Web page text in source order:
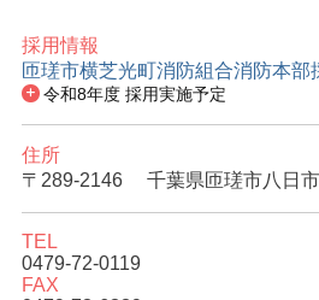
消防本部基本情報
採用情報
匝瑳市横芝光町消防組合消防本部
令和8年度 採用実施予定
住所
〒289-2146
千葉県匝瑳市八日
TEL
0479-72-0119
FAX